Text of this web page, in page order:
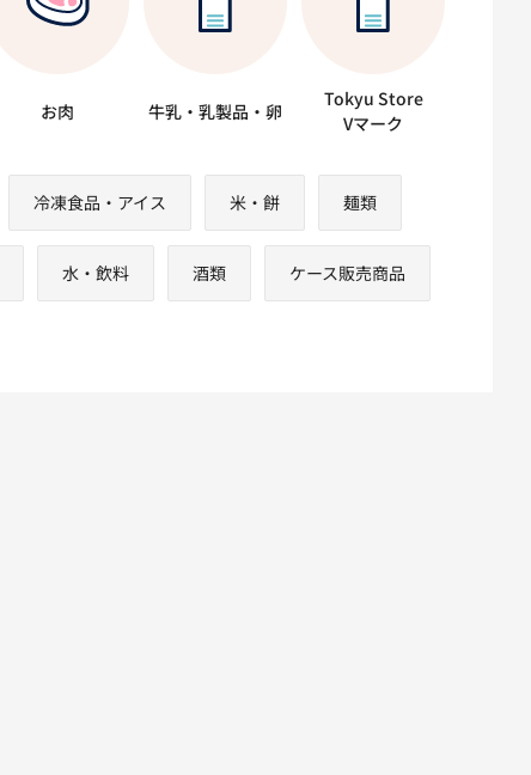
お肉 牛乳・乳製品・卵
Tokyu Store
Vマーク
冷凍食品・アイス 米・餅 麺類
水・飲料 酒類 ケース販売商品